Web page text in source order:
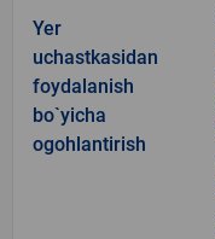
Yer
uchastkasidan
foydalanish
bo`yicha
ogohlantirish